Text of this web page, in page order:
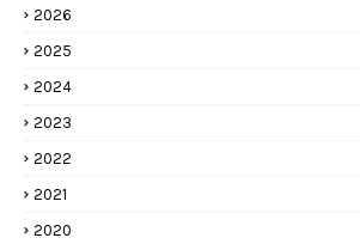
2026
2025
2024
2023
2022
2021
2020